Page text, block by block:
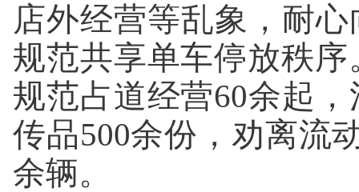
店外经营等乱象，耐
规范共享单车停放秩
规范占道经营60余起
传品500余份，劝离流
余辆。